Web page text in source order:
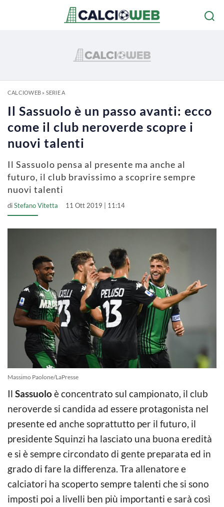
CALCIOWEB» SERIE A
Il Sassuolo è un passo avanti: ecco
come il club neroverde scopre i
nuovi talenti
Il Sassuolo pensa al presente ma anche al
futuro, il club bravissimo a scoprire sempre
nuovi talenti
diStefano Vitetta 11 Ott 2019 | 11:14
Massimo Paolone/LaPresse
Il Sassuoloè concentrato sul campionato, il club
neroverde si candida ad essere protagonista nel
presente ed anche soprattutto per il futuro, il
presidente Squinzi ha lasciato una buona eredità
e si è sempre circondato di gente preparata ed in
grado di fare la differenza. Tra allenatore e
calciatori ha scoperto sempre talenti che si sono
imposti poi a livelli ben più importanti e sarà così